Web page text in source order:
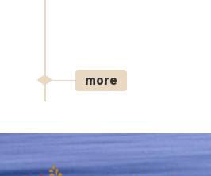
more